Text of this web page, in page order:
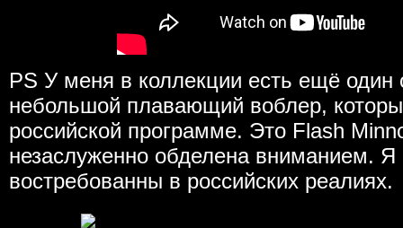
PS У меня в коллекции есть ещё один
небольшой плавающий воблер,
российской программе. Это Flash
незаслуженно обделена вниманием. Я
востребованны в российских реалиях.